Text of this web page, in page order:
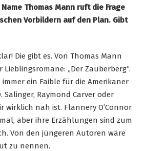
Thomas Mann ruft die Frage
Vorbildern auf den Plan. Gibt
Die gibt es. Von Thomas Mann
„Der Zauberberg“.
ein Faible für die Amerikaner
Salinger, Raymond Carver oder
wirklich nah ist. Flannery O’Connor
aber ihre Erzählungen sind zum
Von den jüngeren Autoren wäre
zu nennen.